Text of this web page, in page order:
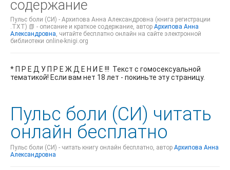
содержание
Пульс боли (СИ) - Архипова Анна Александровна (книга регистрации
.TXT) 📗 - описание и краткое содержание, автор Архипова Анна
Александровна, читайте бесплатно онлайн на сайте электронной
библиотеки online-knigi.org
* П Р Е Д У П Р Е Ж Д Е Н И Е !!! Текст с гомосексуальной
тематикой! Если вам нет 18 лет - покиньте эту страницу.
Пульс боли (СИ) читать
онлайн бесплатно
Пульс боли (СИ) - читать книгу онлайн бесплатно, автор Архипова Анна
Александровна